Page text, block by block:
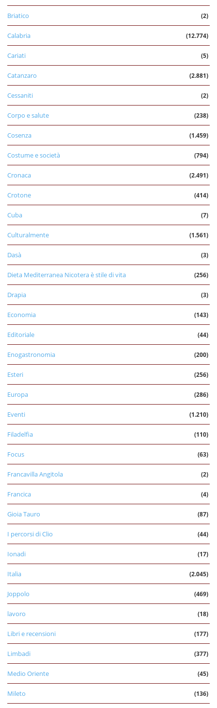
Briatico (2)
Calabria (12.774)
Cariati (5)
Catanzaro (2.881)
Cessaniti (2)
Corpo e salute (238)
Cosenza (1.459)
Costume e società (794)
Cronaca (2.491)
Crotone (414)
Cuba (7)
Culturalmente (1.561)
Dasà (3)
Dieta Mediterranea Nicotera è stile di vita (256)
Drapia (3)
Economia (143)
Editoriale (44)
Enogastronomia (200)
Esteri (256)
Europa (286)
Eventi (1.210)
Filadelfia (110)
Focus (63)
Francavilla Angitola (2)
Francica (4)
Gioia Tauro (87)
I percorsi di Clio (44)
Ionadi (17)
Italia (2.045)
Joppolo (469)
lavoro (18)
Libri e recensioni (177)
Limbadi (377)
Medio Oriente (45)
Mileto (136)